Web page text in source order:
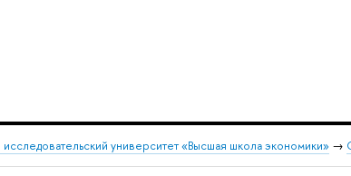
университет «Высшая школа экономики» →